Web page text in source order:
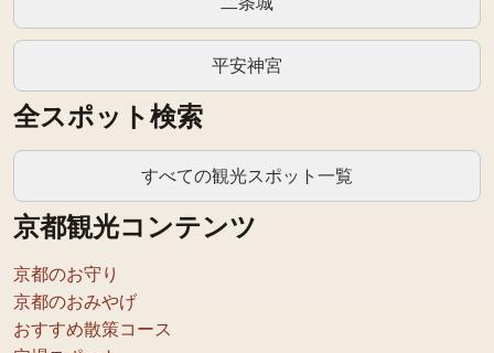
平安神宮
全スポット検索
すべての観光スポット一覧
京都観光コンテンツ
京都のお守り
京都のおみやげ
おすすめ散策コース